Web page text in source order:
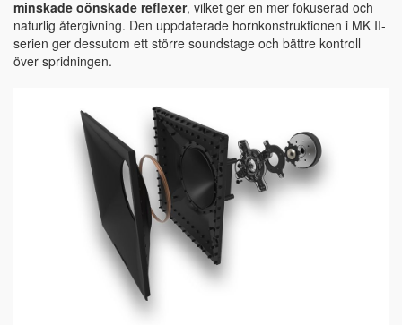
minskade oönskade reflexer, vilket ger en mer fokuserad och
naturlig återgivning. Den uppdaterade hornkonstruktionen i MK II-
serien ger dessutom ett större soundstage och bättre kontroll
över spridningen.